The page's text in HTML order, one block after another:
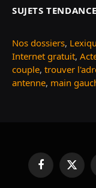
SUJETS TENDANCE
Nos dossiers,
Internet gratuit,
couple, trouver
antenne, main
FacebookX
(Twitter)